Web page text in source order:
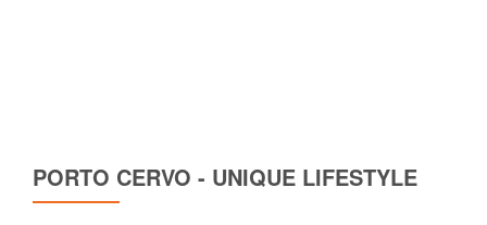
PORTO CERVO - UNIQUE LIFESTYLE